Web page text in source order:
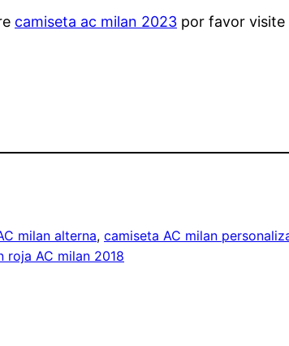
camiseta ac milan 2023 por favor
milan alterna, camiseta AC milan
roja AC milan 2018